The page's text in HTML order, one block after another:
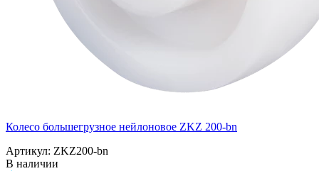
Колесо большегрузное нейлоновое ZKZ 200-bn
Артикул: ZKZ200-bn
В наличии